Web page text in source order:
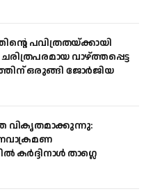
പവിത്രതയ്ക്കായി
വാഴ്ത്തപ്പെട്ട
ഒരുങ്ങി ജോര്‍ജിയ
വികൃതമാക്കുന്നു:
കർദ്ദിനാൾ താഗ്ലെ